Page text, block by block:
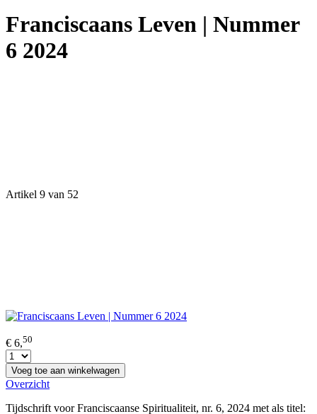
Franciscaans Leven | Nummer
6 2024
Artikel 9 van 52
€ 6,50
Voeg toe aan winkelwagen
Overzicht
Tijdschrift voor Franciscaanse Spiritualiteit, nr. 6, 2024 met als titel: